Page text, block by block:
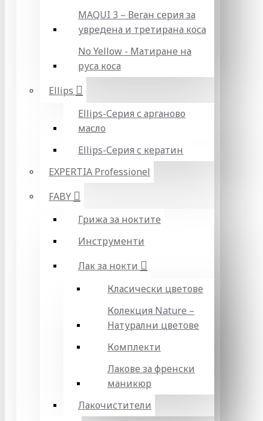
MAQUI 3 – Веган серия за
увредена и третирана коса
No Yellow - Матиране на
руса коса
Ellips
Ellips-Серия с арганово
масло
Ellips-Серия с кератин
EXPERTIA Professionel
FABY
Грижа за ноктите
Инструменти
Лак за нокти
Класически цветове
Колекция Nature –
Натурални цветове
Комплекти
Лакове за френски
маникюр
Лакочистители